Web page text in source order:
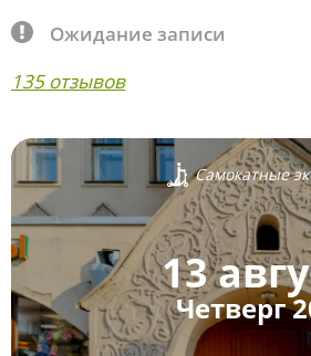
Ожидание записи
135 отзывов
Самокатные
13
Четверг